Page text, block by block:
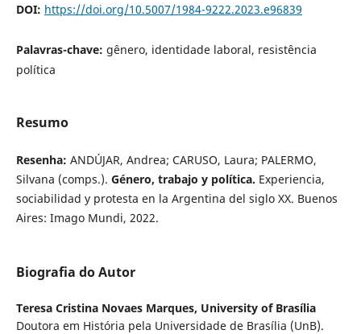
DOI: https://doi.org/10.5007/1984-9222.2023.e96839
Palavras-chave: gênero, identidade laboral, resistência
política
Resumo
Resenha: ANDÚJAR, Andrea; CARUSO, Laura; PALERMO,
Silvana (comps.). Género, trabajo y política. Experiencia,
sociabilidad y protesta en la Argentina del siglo XX. Buenos
Aires: Imago Mundi, 2022.
Biografia do Autor
Teresa Cristina Novaes Marques, University of Brasília
Doutora em História pela Universidade de Brasília (UnB).